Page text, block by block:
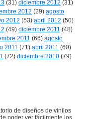
(31) diciembre 2012 (31)
2012 (29) agosto
2012 (53) abril 2012 (50)
(49) diciembre 2011 (48)
2011 (66) agosto
2011 (71) abril 2011 (60)
(72) diciembre 2010 (79)
de diseños de vinilos
poder ver fácilmente los